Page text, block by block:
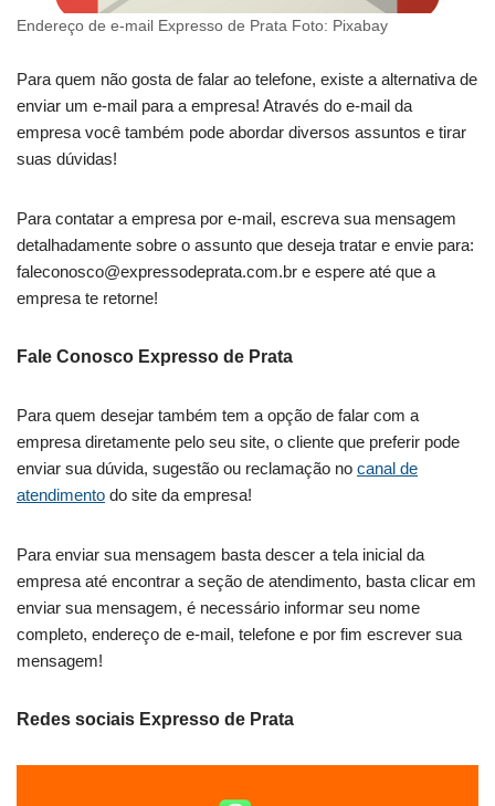
Endereço de e-mail Expresso de Prata Foto: Pixabay
Para quem não gosta de falar ao telefone, existe a alternativa de
enviar um e-mail para a empresa! Através do e-mail da
empresa você também pode abordar diversos assuntos e tirar
suas dúvidas!
Para contatar a empresa por e-mail, escreva sua mensagem
detalhadamente sobre o assunto que deseja tratar e envie para:
faleconosco@expressodeprata.com.br e espere até que a
empresa te retorne!
Fale Conosco Expresso de Prata
Para quem desejar também tem a opção de falar com a
empresa diretamente pelo seu site, o cliente que preferir pode
enviar sua dúvida, sugestão ou reclamação no canal de
atendimento do site da empresa!
Para enviar sua mensagem basta descer a tela inicial da
empresa até encontrar a seção de atendimento, basta clicar em
enviar sua mensagem, é necessário informar seu nome
completo, endereço de e-mail, telefone e por fim escrever sua
mensagem!
Redes sociais Expresso de Prata